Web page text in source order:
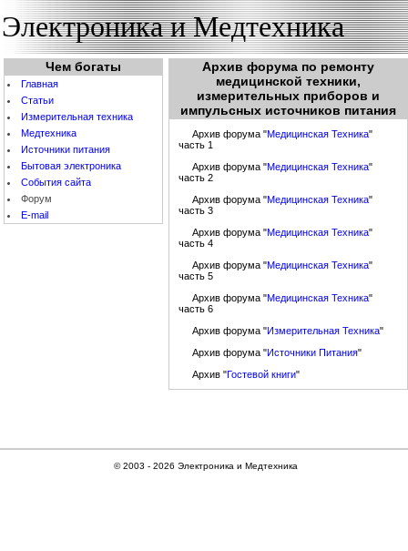
Электроника и Медтехника
Чем богаты
Главная
Статьи
Измерительная техника
Медтехника
Источники питания
Бытовая электроника
События cайта
Форум
E-mail
Архив форума по ремонту
медицинской техники,
измерительных приборов и
импульсных источников питания
Архив форума "Медицинская Техника"
часть 1
Архив форума "Медицинская Техника"
часть 2
Архив форума "Медицинская Техника"
часть 3
Архив форума "Медицинская Техника"
часть 4
Архив форума "Медицинская Техника"
часть 5
Архив форума "Медицинская Техника"
часть 6
Архив форума "Измерительная Техника"
Архив форума "Источники Питания"
Архив "Гостевой книги"
© 2003 - 2026 Электроника и Медтехника